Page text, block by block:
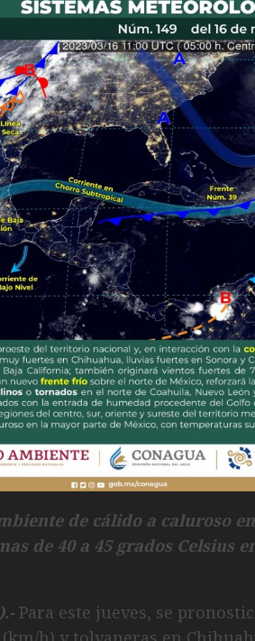
de cálido a caluroso
de 40 a 45 grados Celsius
Para este jueves, se